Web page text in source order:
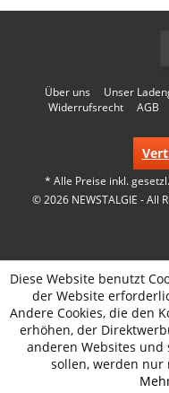
Über uns Unser
Widerrufsrecht
AGB
* Alle Preise inkl.
© 2026 NEWSTALGIE - All
Diese Website benutzt
der Website
Andere Cookies, die den
erhöhen, der
anderen Websites und
sollen, werden nur